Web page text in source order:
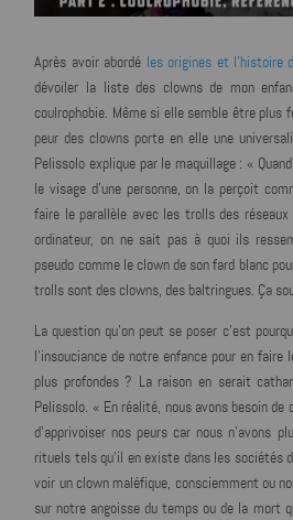
Après avoir abordé les origines et l'histoire
dévoiler la liste des clowns de mon
coulrophobie. Même si elle semble être plus
peur des clowns porte en elle une
Pelissolo explique par le maquillage : «
le visage d’une personne, on la perçoit
faire le parallèle avec les trolls des réseaux
ordinateur, on ne sait pas à quoi ils
pseudo comme le clown de son fard blanc
trolls sont des clowns, des baltringues. Ça
La question qu'on peut se poser c'est
l'insouciance de notre enfance pour en faire
plus profondes ? La raison en serait
Pelissolo. « En réalité, nous avons besoin
d'apprivoiser nos peurs car nous n’avons
rituels tels qu’il en existe dans les sociétés
voir un clown maléfique, consciemment ou
sur notre angoisse du temps ou de la mort